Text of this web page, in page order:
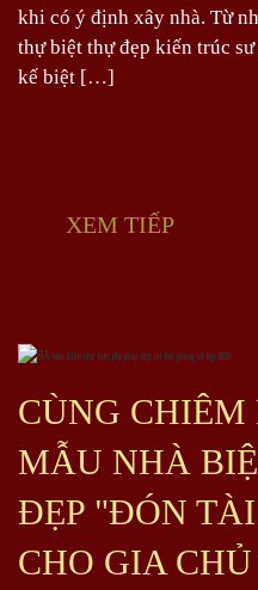
khi có ý định xây nhà. Từ
thự biệt thự đẹp kiến trúc
kế biệt […]
XEM TIẾP
CÙNG CHIÊM
MẪU NHÀ
ĐẸP "ĐÓN
CHO GIA CHỦ